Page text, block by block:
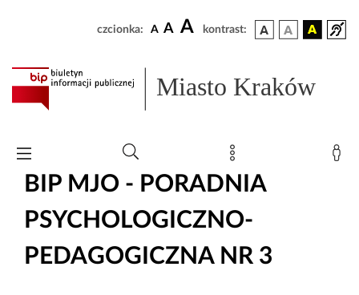
czcionka: A A A kontrast:
Miasto Kraków
BIP MJO - PORADNIA
PSYCHOLOGICZNO-
PEDAGOGICZNA NR 3